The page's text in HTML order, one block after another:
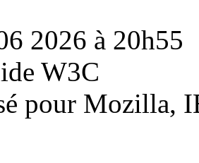
2026 à 20h55
W3C
pour Mozilla,